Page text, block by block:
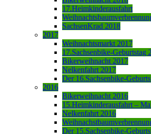
17.Heimkinderausfahrt
SachsenKrad 2018
2017
Weihnachtsmarkt 2017
17.Sachsenbike-Geburtstag
Bikerweihnacht 2017
Nelkenfahrt 2017
Der 16.Sachsenbike-
2016
Bikerweihnacht 2016
15.Heimkinderausfahrt –
Nelkenfahrt 2016
Der 15.Sachsenbike-